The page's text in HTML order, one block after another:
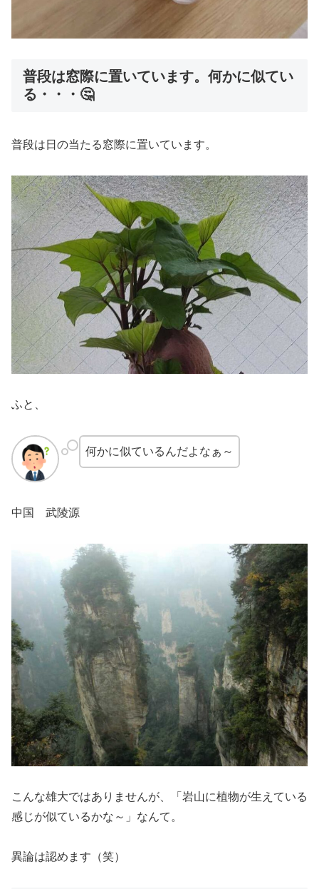
普段は窓際に置いています。何かに似てい
る・・・🤔
普段は日の当たる窓際に置いています。
ふと、
何かに似ているんだよなぁ～
中国 武陵源
こんな雄大ではありませんが、「岩山に植物が生えている
感じが似ているかな～」なんて。
異論は認めます（笑）